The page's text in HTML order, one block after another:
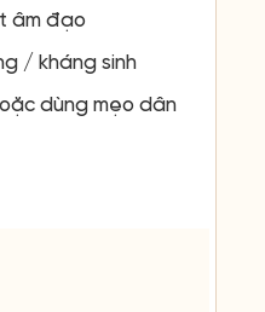
âm đạo
/ kháng sinh
dùng mẹo dân